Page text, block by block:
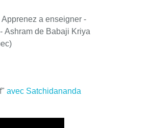
Apprenez a enseigner -
Ashram de Babaji Kriya
avec Satchidananda